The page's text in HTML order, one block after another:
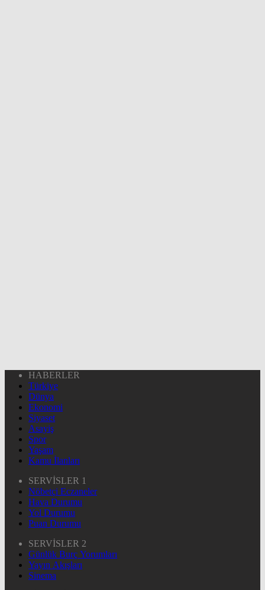
HABERLER
Türkiye
Dünya
Ekonomi
Siyaset
Asayiş
Spor
Yaşam
Kamu İlanları
SERVİSLER 1
Nöbetçi Eczaneler
Hava Durumu
Yol Durumu
Puan Durumu
SERVİSLER 2
Günlük Burç Yorumları
Yayın Akışları
Sinema